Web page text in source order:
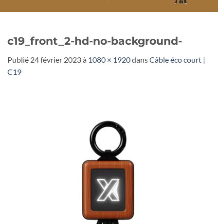
c19_front_2-hd-no-background-
Publié 24 février 2023à 1080 × 1920dansCâble éco court |
C19